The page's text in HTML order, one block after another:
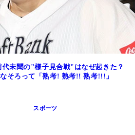
代未聞の"様子見合戦"はなぜ起きた？
そろって「熟考! 熟考!! 熟考!!!」
スポーツ